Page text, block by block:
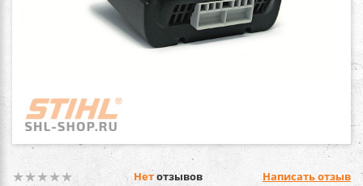
Нетотзывов Написать отзыв